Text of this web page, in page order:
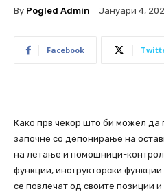
By Pogled Admin Јануари 4,
Facebook
Како прв чекор што би можел да
започне со депонирање на
на летање и помошници-
функции, инструкторски
се повлечат од своите позиции